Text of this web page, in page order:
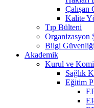
Çalışan
Kalite
Tıp Bülteni
Organizasyon
Bilgi Güvenliği
Akademik
Kurul ve
Sağlık
Eğitim